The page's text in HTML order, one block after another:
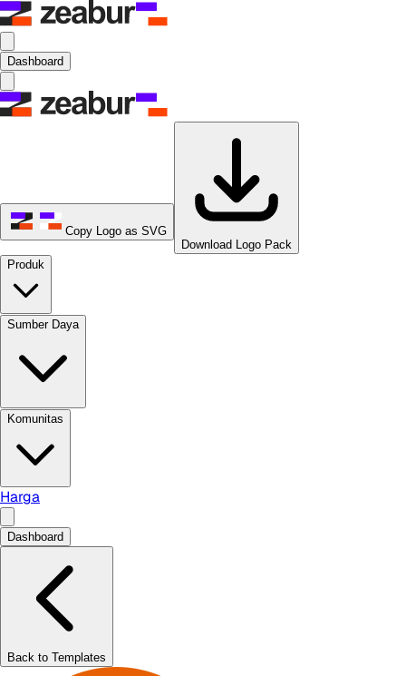
Dashboard
Copy Logo as SVG
Download Logo Pack
Produk
Sumber Daya
Komunitas
Harga
Dashboard
Back to Templates